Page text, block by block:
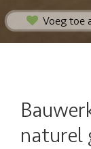
Voeg toe
naturel